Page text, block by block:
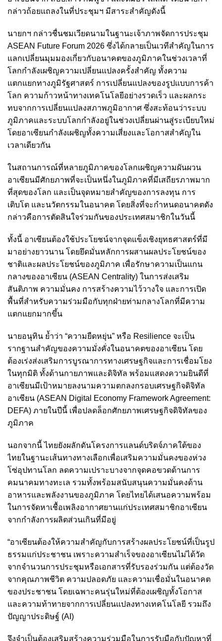
กล่าวถ้อยแถลงในที่ประชุมฯ มีสาระสำคัญดังนี้
นายกฯ กล่าวชื่นชมเวียดนามในฐานะเจ้าภาพจัดการประชุม
ASEAN Future Forum 2026 ซึ่งได้กลายเป็นเวทีสำคัญในการ
แลกเปลี่ยนมุมมองเกี่ยวกับอนาคตของภูมิภาคในช่วงเวลาที่
โลกกำลังเผชิญความเปลี่ยนแปลงครั้งสำคัญ ทั้งความ
แตกแยกทางภูมิรัฐศาสตร์ การเปลี่ยนแปลงของรูปแบบการค้า
โลก ความก้าวหน้าทางเทคโนโลยีอย่างรวดเร็ว และผลกระ
ทบจากการเปลี่ยนแปลงสภาพภูมิอากาศ ซึ่งสะท้อนว่าระบบ
ภูมิภาคและระบบโลกกำลังอยู่ในช่วงเปลี่ยนผ่านสู่ระเบียบใหม่
โดยอาเซียนกำลังเผชิญทั้งความเสี่ยงและโอกาสสำคัญใน
เวลาเดียวกัน
ในสถานการณ์ที่หลายภูมิภาคของโลกเผชิญความผันผวน
อาเซียนมีศักยภาพที่จะเป็นหนึ่งในภูมิภาคที่มีเสถียรภาพมาก
ที่สุดของโลก และเป็นจุดหมายสำคัญของการลงทุน การ
เติบโต และนวัตกรรมในอนาคต โดยสิ่งที่จะกำหนดอนาคตดัง
กล่าวคือการตัดสินใจร่วมกันของประเทศสมาชิกในวันนี้
ทั้งนี้ อาเซียนต้องใช้ประโยชน์จากจุดแข็งเชิงยุทธศาสตร์ที่มี
มาอย่างยาวนาน โดยยึดมั่นหลักการผสานผลประโยชน์ของ
ชาติและผลประโยชน์ของภูมิภาค เพื่อรักษาความเป็นแกน
กลางของอาเซียน (ASEAN Centrality) ในการส่งเสริม
สันติภาพ ความมั่นคง การสร้างความไว้วางใจ และการเปิด
พื้นที่สำหรับความร่วมมือกับทุกฝ่ายท่ามกลางโลกที่มีความ
แตกแยกมากขึ้น
นายอนุทิน ย้ำว่า “ความยืดหยุ่น” หรือ Resilience จะเป็น
รากฐานสำคัญของความมั่งคั่งในอนาคตของอาเซียน โดย
ต้องเร่งส่งเสริมการบูรณาการทางเศรษฐกิจและการเชื่อมโยง
ในทุกมิติ ทั้งด้านกายภาพและดิจิทัล พร้อมแสดงความยินดีที่
อาเซียนมีเป้าหมายลงนามความตกลงกรอบเศรษฐกิจดิจิทัล
อาเซียน (ASEAN Digital Economy Framework Agreement:
DEFA) ภายในปีนี้ เพื่อปลดล็อกศักยภาพเศรษฐกิจดิจิทัลของ
ภูมิภาค
นอกจากนี้ ไทยยังผลักดันโครงการแลนด์บริดจ์ภาคใต้ของ
ไทยในฐานะเส้นทางทางเลือกเพื่อเสริมความมั่นคงของห่วง
โซ่อุปทานโลก ลดความเปราะบางจากจุดคอขวดด้านการ
คมนาคมทางทะเล รวมทั้งพร้อมสนับสนุนความมั่นคงด้าน
อาหารและพลังงานของภูมิภาค โดยไทยได้เสนอความพร้อม
ในการจัดหาเชื้อเพลิงอากาศยานแก่ประเทศสมาชิกอาเซียน
จากกำลังการผลิตส่วนเกินที่มีอยู่
“อาเซียนต้องให้ความสำคัญกับการสร้างผลประโยชน์ที่เป็นรูป
ธรรมแก่ประชาชน เพราะความสำเร็จของอาเซียนไม่ได้วัด
จากจำนวนการประชุมหรือเอกสารที่รับรองร่วมกัน แต่ต้องวัด
จากคุณภาพชีวิต ความปลอดภัย และความเชื่อมั่นในอนาคต
ของประชาชน โดยเฉพาะคนรุ่นใหม่ที่ต้องเผชิญทั้งโอกาส
และความท้าทายจากการเปลี่ยนแปลงทางเทคโนโลยี รวมถึง
ปัญญาประดิษฐ์ (AI)
จึงจำเป็นต้องเสริมสร้างความร่วมมือในการรับมือกับปัญหาที่